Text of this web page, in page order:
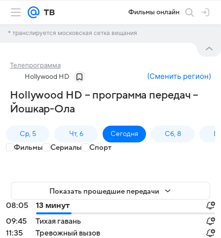
Фильмы онлайн
* транслируется московская сетка вещания
Телепрограмма
Hollywood HD (Сменить регион)
Hollywood HD – программа передач –
Йошкар-Ола
Ср, 5 Чт, 6 Сегодня Сб, 8
Фильмы Сериалы Спорт
Показать прошедшие передачи
08:05
13 минут
09:45
Тихая гавань
11:35
Тревожный вызов